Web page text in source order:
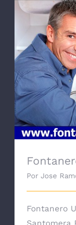
Por Jose
Fontanero
Santomera